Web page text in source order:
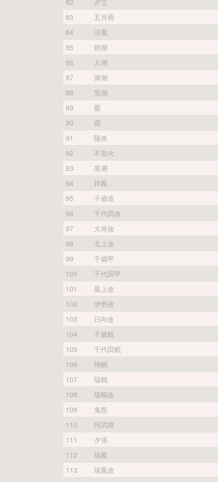
82
夕立
83
五月雨
84
涼風
85
朝潮
86
大潮
87
満潮
88
荒潮
89
霰
90
霞
91
陽炎
92
不知火
93
黒潮
94
祥鳳
95
千歳改
96
千代田改
97
大井改
98
北上改
99
千歳甲
100
千代田甲
101
最上改
102
伊勢改
103
日向改
104
千歳航
105
千代田航
106
翔鶴
107
瑞鶴
108
瑞鶴改
109
鬼怒
110
阿武隈
111
夕張
112
瑞鳳
113
瑞鳳改